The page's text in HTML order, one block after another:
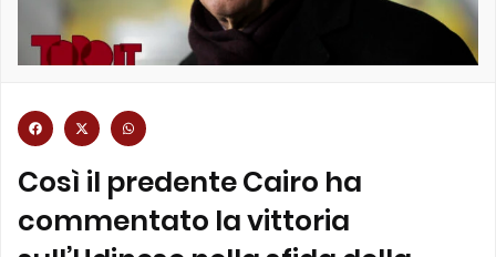
Così il predente Cairo ha
commentato la vittoria